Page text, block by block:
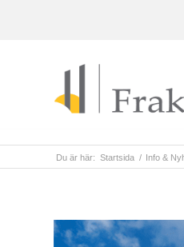
Du är här: Startsida / Info &